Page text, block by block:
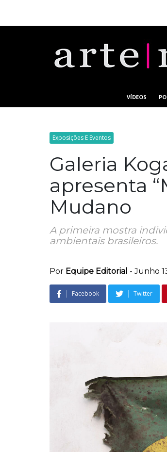
VÍDEOS
Exposições E Eventos
Galeria
apresenta
Mudano
A primeira mostra
ambientais brasileiros.
Por Equipe Editorial -Junho
Facebook Twitter